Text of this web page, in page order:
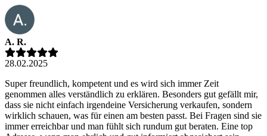
A. R.
28.02.2025
Super freundlich, kompetent und es wird sich immer Zeit
genommen alles verständlich zu erklären. Besonders gut gefällt mir,
dass sie nicht einfach irgendeine Versicherung verkaufen, sondern
wirklich schauen, was für einen am besten passt. Bei Fragen sind sie
immer erreichbar und man fühlt sich rundum gut beraten. Eine top